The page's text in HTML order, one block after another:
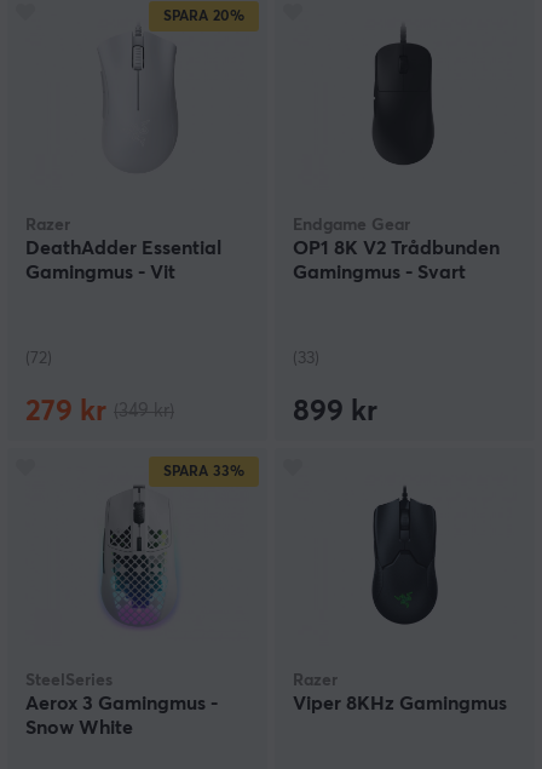
SPARA 20%
Razer
DeathAdder Essential
Gamingmus - Vit
(72)
279 kr
Endgame Gear
OP1 8K V2 Trådbunden
Gamingmus - Svart
(33)
899 kr
SPARA 33%
SteelSeries
Aerox 3 Gamingmus -
Snow White
Razer
Viper 8KHz Gamingmus